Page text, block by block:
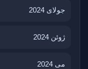
جولای 2024
ژوئن 2024
می 2024